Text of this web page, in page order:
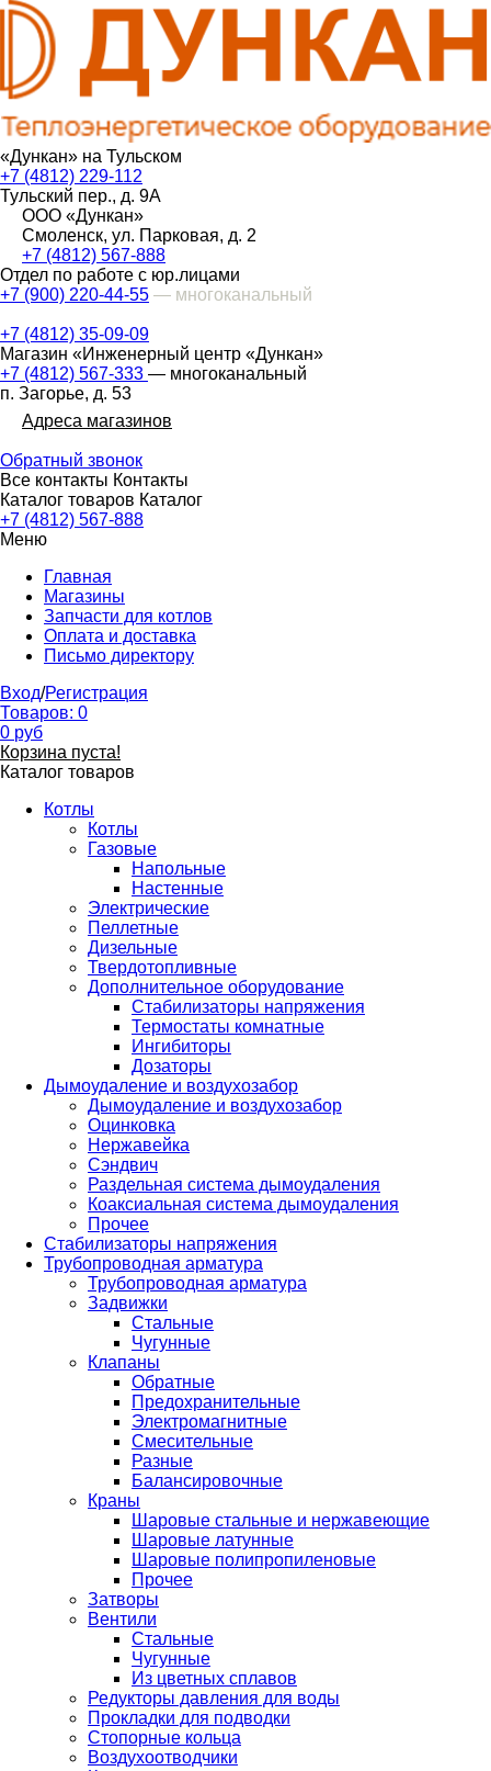
«Дункан» на Тульском
+7 (4812) 229-112
Тульский пер., д. 9А
ООО «Дункан»
Смоленск, ул. Парковая, д. 2
+7 (4812) 567-888
Отдел по работе с юр.лицами
+7 (900) 220-44-55 — многоканальный
+7 (4812) 35-09-09
Магазин «Инженерный центр «Дункан»
+7 (4812) 567-333 — многоканальный
п. Загорье, д. 53
Адреса магазинов
Обратный звонок
Все контакты Контакты
Каталог товаров Каталог
+7 (4812) 567-888
Меню
Главная
Магазины
Запчасти для котлов
Оплата и доставка
Письмо директору
Вход/Регистрация
Товаров: 0
0 руб
Корзина пуста!
Каталог товаров
Котлы
Котлы
Газовые
Напольные
Настенные
Электрические
Пеллетные
Дизельные
Твердотопливные
Дополнительное оборудование
Стабилизаторы напряжения
Термостаты комнатные
Ингибиторы
Дозаторы
Дымоудаление и воздухозабор
Дымоудаление и воздухозабор
Оцинковка
Нержавейка
Сэндвич
Раздельная система дымоудаления
Коаксиальная система дымоудаления
Прочее
Стабилизаторы напряжения
Трубопроводная арматура
Трубопроводная арматура
Задвижки
Стальные
Чугунные
Клапаны
Обратные
Предохранительные
Электромагнитные
Смесительные
Разные
Балансировочные
Краны
Шаровые стальные и нержавеющие
Шаровые латунные
Шаровые полипропиленовые
Прочее
Затворы
Вентили
Стальные
Чугунные
Из цветных сплавов
Редукторы давления для воды
Прокладки для подводки
Стопорные кольца
Воздухоотводчики